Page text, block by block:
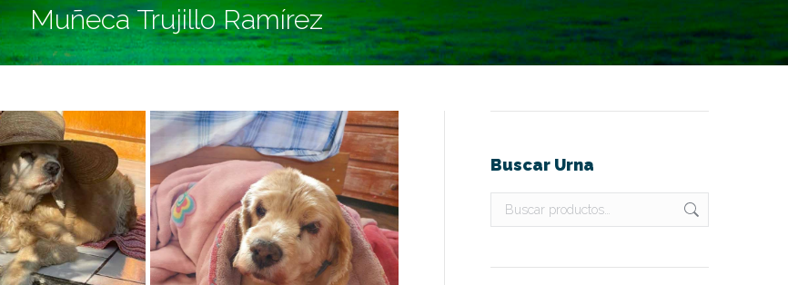
Muñeca Trujillo Ramírez
Buscar Urna